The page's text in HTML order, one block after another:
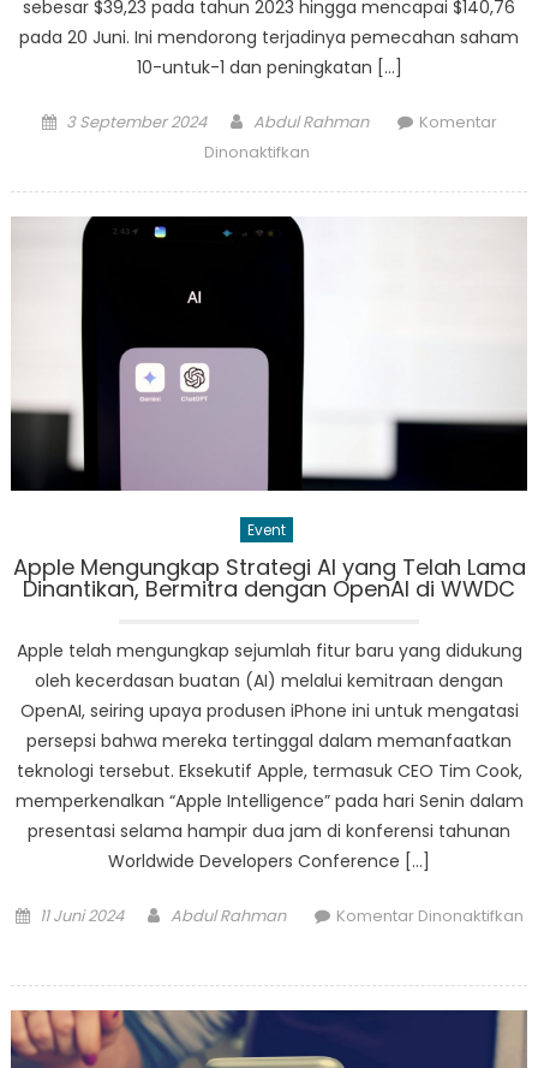
sebesar $39,23 pada tahun 2023 hingga mencapai $140,76
pada 20 Juni. Ini mendorong terjadinya pemecahan saham
10-untuk-1 dan peningkatan […]
Posted
3 September 2024 Author
Abdul Rahman
Komentar
Dinonaktifkan
Event
Apple Mengungkap Strategi AI yang Telah Lama
Dinantikan, Bermitra dengan OpenAI di WWDC
Apple telah mengungkap sejumlah fitur baru yang didukung
oleh kecerdasan buatan (AI) melalui kemitraan dengan
OpenAI, seiring upaya produsen iPhone ini untuk mengatasi
persepsi bahwa mereka tertinggal dalam memanfaatkan
teknologi tersebut. Eksekutif Apple, termasuk CEO Tim Cook,
memperkenalkan “Apple Intelligence” pada hari Senin dalam
presentasi selama hampir dua jam di konferensi tahunan
Worldwide Developers Conference […]
Posted
11 Juni 2024 Author
Abdul Rahman
Komentar Dinonaktifkan
AI